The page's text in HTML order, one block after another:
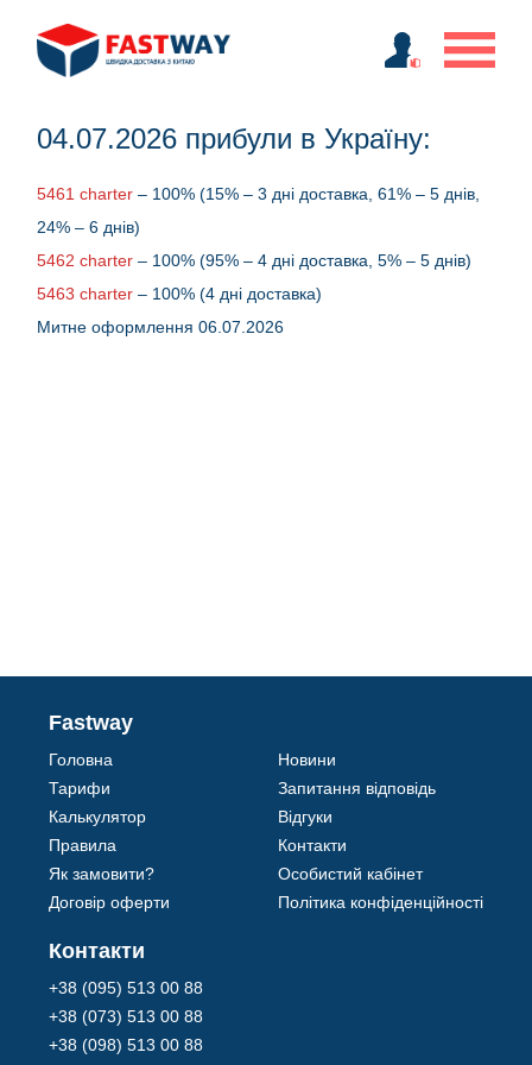
04.07.2026 прибули в Україну:
5461 charter – 100% (15% – 3 дні доставка, 61% – 5 днів,
24% – 6 днів)
5462 charter – 100% (95% – 4 дні доставка, 5% – 5 днів)
5463 charter – 100% (4 дні доставка)
Митне оформлення 06.07.2026
Fastway
Головна
Тарифи
Калькулятор
Правила
Як замовити?
Договір оферти
Новини
Запитання відповідь
Відгуки
Контакти
Особистий кабінет
Політика конфіденційності
Контакти
+38 (095) 513 00 88
+38 (073) 513 00 88
+38 (098) 513 00 88